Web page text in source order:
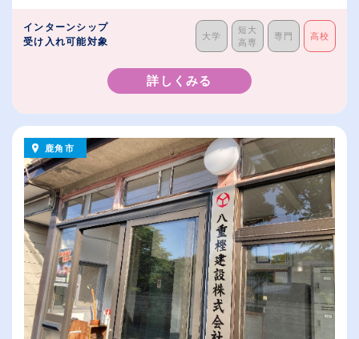
インターンシップ
受け入れ可能対象
大学
短大
高専
専門 高校
詳しくみる
鹿角市